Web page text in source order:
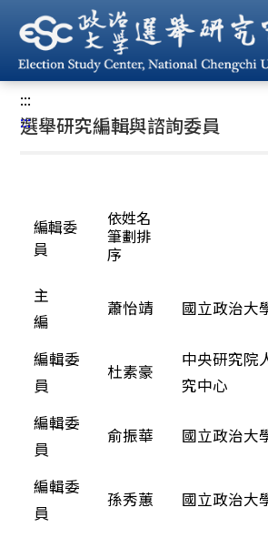
到
主
要
內
容
首頁/ 中心人員/ 選舉研究編輯委員
:::
:::
選舉研究編輯與諮詢委員
編輯委
員
依姓名
筆劃排
序
主
編
蕭怡靖 國立政治大
編輯委
員
杜素豪
中央研究院
究中心
編輯委
員
俞振華 國立政治大
編輯委
員
孫秀蕙 國立政治大